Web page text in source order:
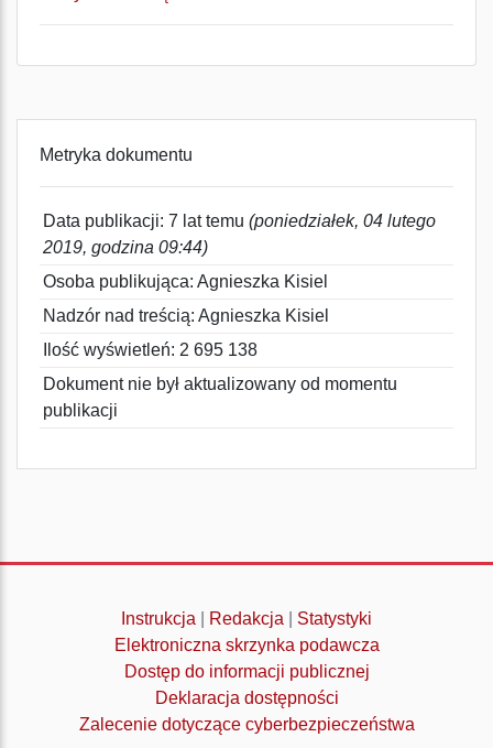
Metryka dokumentu
Data publikacji: 7 lat temu (poniedziałek, 04 lutego
2019, godzina 09:44)
Osoba publikująca: Agnieszka Kisiel
Nadzór nad treścią: Agnieszka Kisiel
Ilość wyświetleń: 2 695 138
Dokument nie był aktualizowany od momentu
publikacji
Instrukcja Redakcja
Statystyki
Elektroniczna skrzynka podawcza
Dostęp do informacji publicznej
Deklaracja dostępności
Zalecenie dotyczące cyberbezpieczeństwa